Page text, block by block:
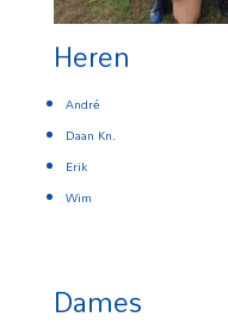
Heren
André
Daan Kn.
Erik
Wim
Dames